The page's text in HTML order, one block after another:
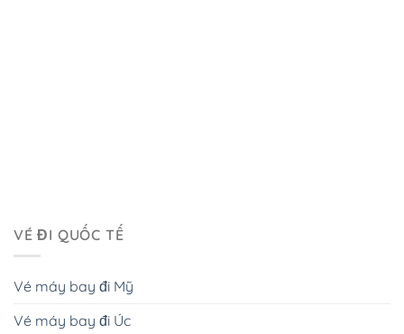
VÉ ĐI QUỐC TẾ
Vé máy bay đi Mỹ
Vé máy bay đi Úc